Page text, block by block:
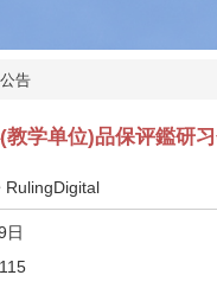
告
学单位)品保评鑑研习
RulingDigital
日